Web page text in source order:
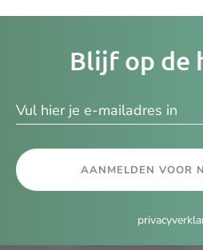
Blijf op de
AANMELDEN VOOR